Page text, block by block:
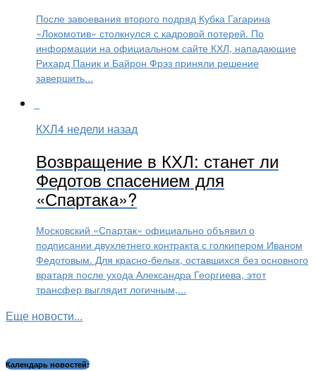
После завоевания второго подряд Кубка Гагарина
«Локомотив» столкнулся с кадровой потерей. По
информации на официальном сайте КХЛ, нападающие
Рихард Паник и Байрон Фрэз приняли решение
завершить...
КХЛ4 недели назад
Возвращение в КХЛ: станет ли
Федотов спасением для
«Спартака»?
Московский «Спартак» официально объявил о
подписании двухлетнего контракта с голкипером Иваном
Федотовым. Для красно-белых, оставшихся без основного
вратаря после ухода Александра Георгиева, этот
трансфер выглядит логичным,...
Еще новости...
Календарь новостей: